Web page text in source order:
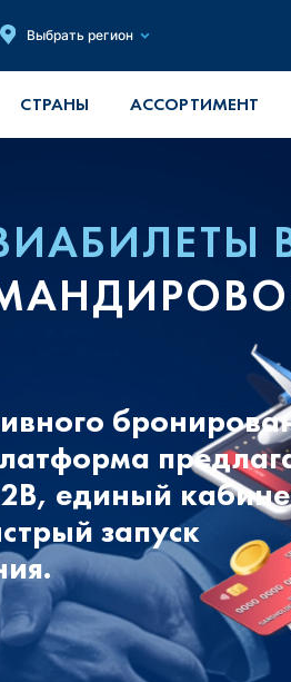
Выбрать регион
СТРАНЫ АССОРТИМЕНТ
единый
запуск